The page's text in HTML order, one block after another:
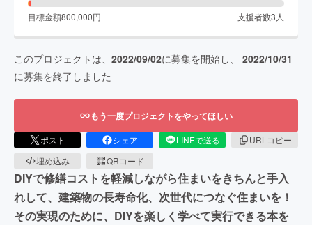
目標金額800,000円 支援者数3 人
このプロジェクトは、 2022/09/02に募集を開始し、 2022/10/31
に募集を終了しました
もう一度プロジェクトをやってほしい
ポスト シェア LINEで送る
URLコピー
埋め込み
QRコード
DIYで修繕コストを軽減しながら住まいをきちんと手入
れして、建築物の長寿命化、次世代につなぐ住まいを！
その実現のために、DIYを楽しく学べて実行できる本を